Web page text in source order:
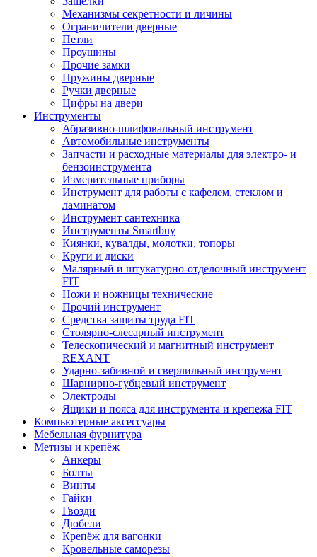
Механизмы секретности и личины
Ограничители дверные
Петли
Проушины
Прочие замки
Пружины дверные
Ручки дверные
Цифры на двери
Инструменты
Абразивно-шлифовальный инструмент
Автомобильные инструменты
Запчасти и расходные материалы для электро- и
бензоинструмента
Измерительные приборы
Инструмент для работы с кафелем, стеклом и
ламинатом
Инструмент сантехника
Инструменты Smartbuy
Киянки, кувалды, молотки, топоры
Круги и диски
Малярный и штукатурно-отделочный инструмент
FIT
Ножи и ножницы технические
Прочий инструмент
Средства защиты труда FIT
Столярно-слесарный инструмент
Телескопический и магнитный инструмент
REXANT
Ударно-забивной и сверлильный инструмент
Шарнирно-губцевый инструмент
Электроды
Ящики и пояса для инструмента и крепежа FIT
Компьютерные аксессуары
Мебельная фурнитура
Метизы и крепёж
Анкеры
Болты
Винты
Гайки
Гвозди
Дюбели
Крепёж для вагонки
Кровельные саморезы